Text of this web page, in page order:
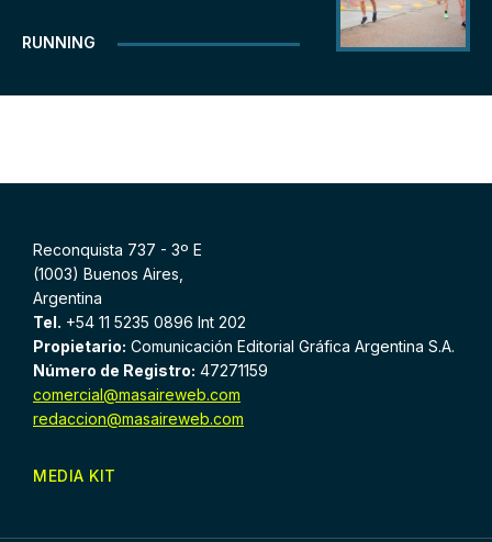
RUNNING
Reconquista 737 - 3º E
(1003) Buenos Aires,
Argentina
Tel. +54 11 5235 0896 Int 202
Propietario: Comunicación Editorial Gráfica Argentina S.A.
Número de Registro: 47271159
comercial@masaireweb.com
redaccion@masaireweb.com
MEDIA KIT